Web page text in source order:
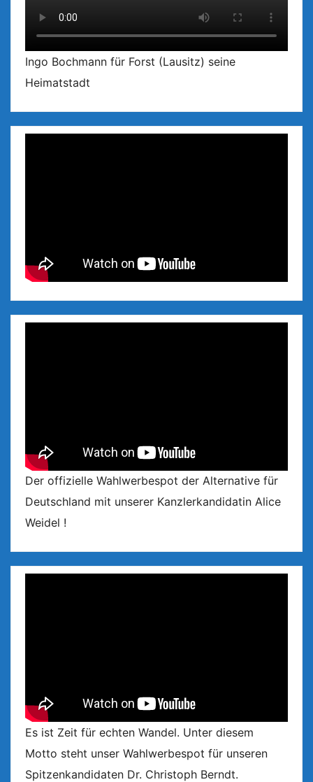
Ingo Bochmann für Forst (Lausitz) seine
Heimatstadt
Der offizielle Wahlwerbespot der Alternative für
Deutschland mit unserer Kanzlerkandidatin Alice
Weidel !
Es ist Zeit für echten Wandel. Unter diesem
Motto steht unser Wahlwerbespot für unseren
Spitzenkandidaten Dr. Christoph Berndt.